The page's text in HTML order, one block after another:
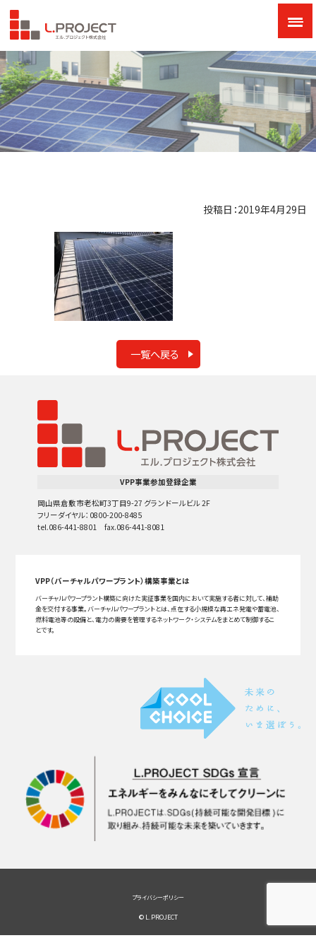
投稿日：2019年4月29日
一覧へ戻る
VPP事業参加登録企業
岡山県倉敷市老松町3丁目9-27 グランドールビル 2F
フリーダイヤル：0800-200-8485
tel.086-441-8801 fax.086-441-8081
VPP（バーチャルパワープラント）構築事業とは
バーチャルパワープラント構築に向けた実証事業を国内において実施する者に対して、補助
金を交付する事業。バーチャルパワープラントとは、点在する小規模な再エネ発電や蓄電池、
燃料電池等の設備と、電力の需要を管理するネットワーク・システムをまとめて制御するこ
とです。
プライバシーポリシー
© L.PROJECT